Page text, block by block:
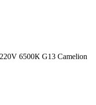
6500К G13 Camelion